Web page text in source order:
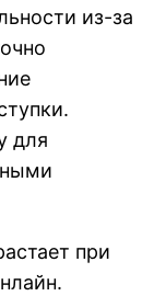
из-за
для
при